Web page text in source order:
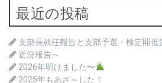
最近の投稿
支部長就任報告と支部予選・検定開催
近況報告～
2026年明けました〜
2025年もあざ～した！